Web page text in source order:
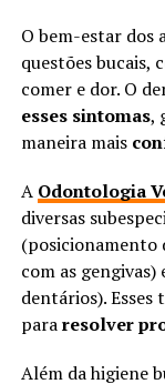
O bem-estar dos
questões bucais,
comer e dor. O
esses sintomas,
maneira mais
A Odontologia
diversas
(posicionamento
com as gengivas)
dentários). Esses
pararesolver
Além da higiene